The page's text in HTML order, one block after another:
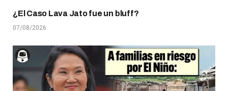
¿El Caso Lava Jato fue un bluff?
07/08/2026